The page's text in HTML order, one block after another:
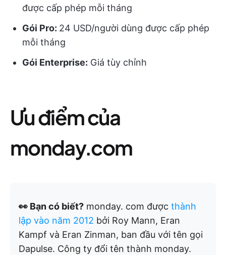
được cấp phép mỗi tháng
Gói Pro: 24 USD/người dùng được cấp phép
mỗi tháng
Gói Enterprise: Giá tùy chỉnh
Ưu điểm của
monday.com
👀 Bạn có biết? monday. com được thành
lập vào năm 2012 bởi Roy Mann, Eran
Kampf và Eran Zinman, ban đầu với tên gọi
Dapulse. Công ty đổi tên thành monday.